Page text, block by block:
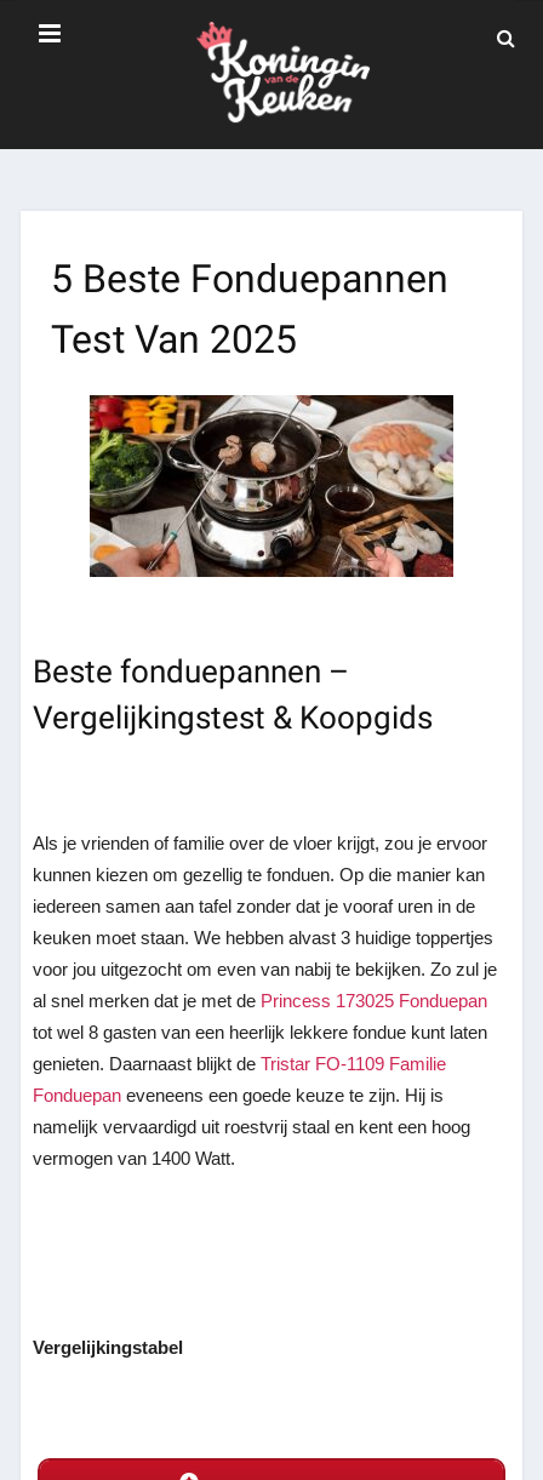
5 Beste Fonduepannen
Test Van 2025
Beste fonduepannen –
Vergelijkingstest & Koopgids
Als je vrienden of familie over de vloer krijgt, zou je ervoor
kunnen kiezen om gezellig te fonduen. Op die manier kan
iedereen samen aan tafel zonder dat je vooraf uren in de
keuken moet staan. We hebben alvast 3 huidige toppertjes
voor jou uitgezocht om even van nabij te bekijken. Zo zul je
al snel merken dat je met de Princess 173025 Fonduepan
tot wel 8 gasten van een heerlijk lekkere fondue kunt laten
genieten. Daarnaast blijkt deTristar FO-1109 Familie
Fonduepan eveneens een goede keuze te zijn. Hij is
namelijk vervaardigd uit roestvrij staal en kent een hoog
vermogen van 1400 Watt.
Vergelijkingstabel